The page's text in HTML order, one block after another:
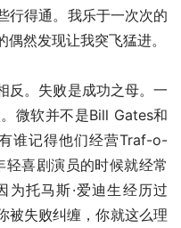
行得通。我乐于一次次的
然发现让我突飞猛进。
。失败是成功之母。一
微软并不是Bill Gates和
谁记得他们经营Traf-o-
轻喜剧演员的时候就经常
为托马斯·爱迪生经历过
被失败纠缠，你就这么理